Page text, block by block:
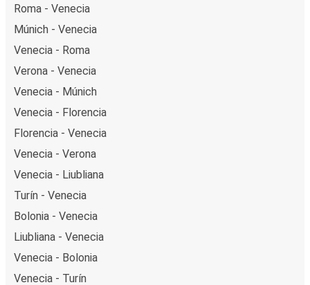
Roma - Venecia
Múnich - Venecia
Venecia - Roma
Verona - Venecia
Venecia - Múnich
Venecia - Florencia
Florencia - Venecia
Venecia - Verona
Venecia - Liubliana
Turín - Venecia
Bolonia - Venecia
Liubliana - Venecia
Venecia - Bolonia
Venecia - Turín